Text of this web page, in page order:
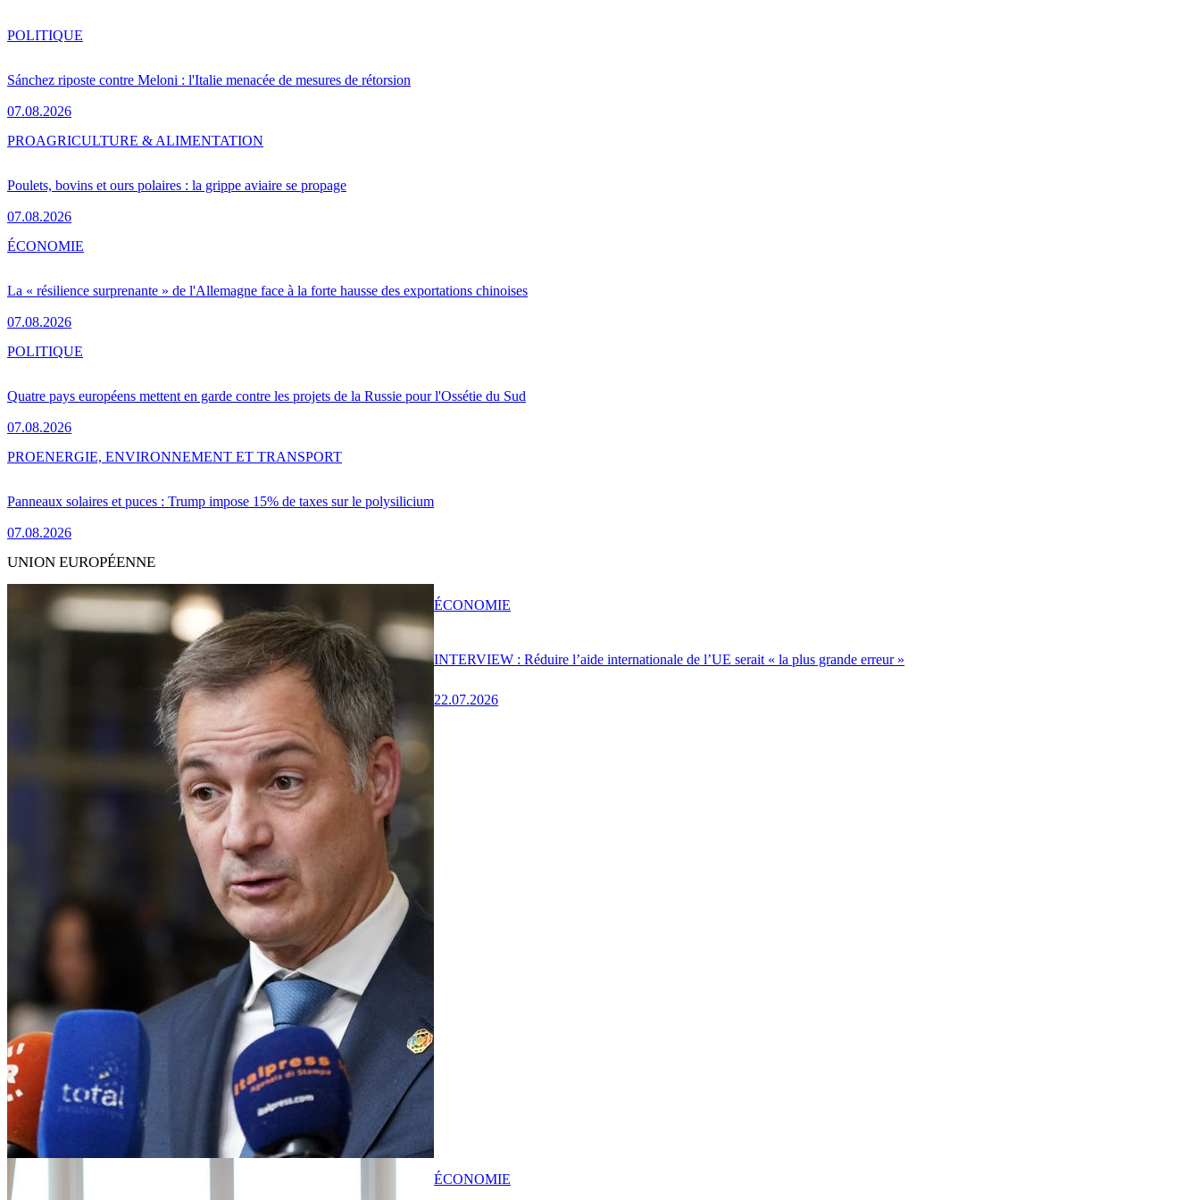
Sánchez riposte contre Meloni : l'Italie menacée de mesures de rétorsion
07.08.2026
POLITIQUE
Poulets, bovins et ours polaires : la grippe aviaire se propage
07.08.2026
PROAGRICULTURE & ALIMENTATION
La « résilience surprenante » de l'Allemagne face à la forte hausse des exportations chinoises
07.08.2026
ÉCONOMIE
Quatre pays européens mettent en garde contre les projets de la Russie pour l'Ossétie du Sud
07.08.2026
POLITIQUE
Panneaux solaires et puces : Trump impose 15% de taxes sur le polysilicium
07.08.2026
PROENERGIE, ENVIRONNEMENT ET TRANSPORT
UNION EUROPÉENNE
INTERVIEW : Réduire l’aide internationale de l’UE serait « la plus grande erreur »
22.07.2026
ÉCONOMIE
ÉCONOMIE